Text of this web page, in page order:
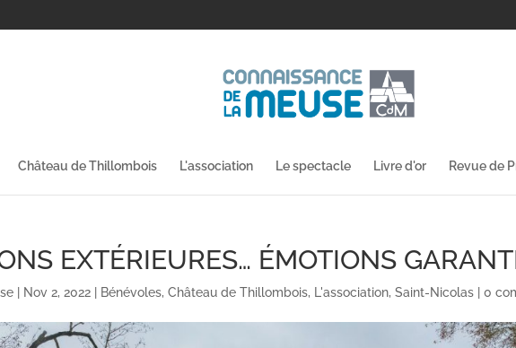
Château de Thillombois L'association Le spectacle Livre d'or Revue de
EXTÉRIEURES… ÉMOTIONS
| Nov 2, 2022 | Bénévoles,Château de Thillombois, L'association,Saint-Nicolas |0